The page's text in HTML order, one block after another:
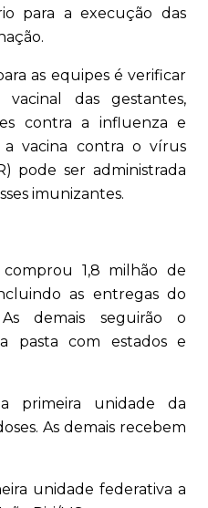
para a execução das
as equipes é verificar
das gestantes,
contra a influenza e
vacina contra o vírus
pode ser administrada
imunizantes.
1,8 milhão de
as entregas do
demais seguirão o
pasta com estados e
primeira unidade da
As demais recebem
unidade federativa a